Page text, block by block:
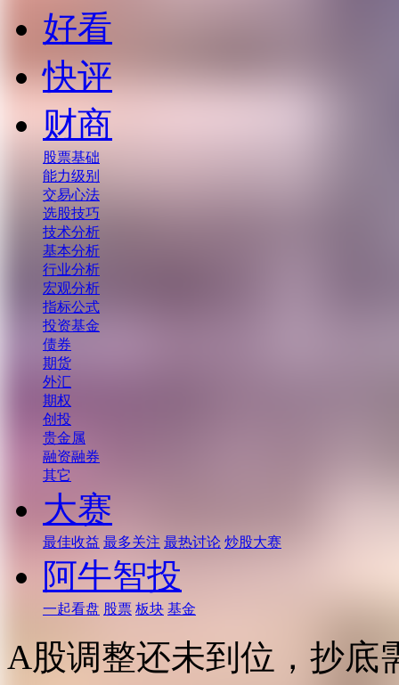
好看
快评
财商
股票基础
能力级别
交易心法
选股技巧
技术分析
基本分析
行业分析
宏观分析
指标公式
投资基金
债券
期货
外汇
期权
创投
贵金属
融资融券
其它
大赛
最佳收益 最多关注 最热讨论 炒股大赛
阿牛智投
一起看盘 股票 板块 基金
A股调整还未到位，抄底